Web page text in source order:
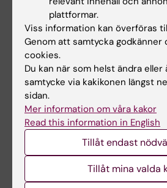
Implicit bias in academia
Practical Guide to Improving
Research Organisations
Hade du nytta av
Yes
Innehållsgranskare:
plattformar.
Viss information kan överföras
Genom att samtycka godkänner
cookies.
Du kan när som helst ändra
samtycke via kakikonen längst
sidan.
Mer information om våra kakor
Read this information in English
Tillåt endast
Tillåt mina valda